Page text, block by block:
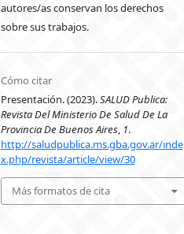
autores/as conservan los derechos
sobre sus trabajos.
Cómo citar
Presentación. (2023).SALUD Publica:
Revista Del Ministerio De Salud De La
Provincia De Buenos Aires, 1.
http://saludpublica.ms.gba.gov.ar/inde
x.php/revista/article/view/30
Más formatos de cita